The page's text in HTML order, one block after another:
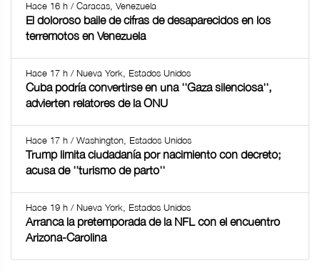
Hace 16 h / Caracas, Venezuela
El doloroso baile de cifras de desaparecidos en los
terremotos en Venezuela
Hace 17 h / Nueva York, Estados Unidos
Cuba podría convertirse en una ''Gaza silenciosa'',
advierten relatores de la ONU
Hace 17 h / Washington, Estados Unidos
Trump limita ciudadanía por nacimiento con decreto;
acusa de ''turismo de parto''
Hace 19 h / Nueva York, Estados Unidos
Arranca la pretemporada de la NFL con el encuentro
Arizona-Carolina